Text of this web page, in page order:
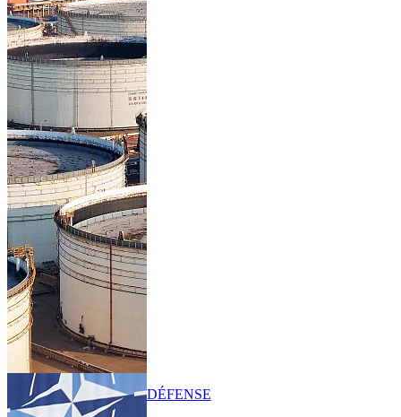
DÉFENSE